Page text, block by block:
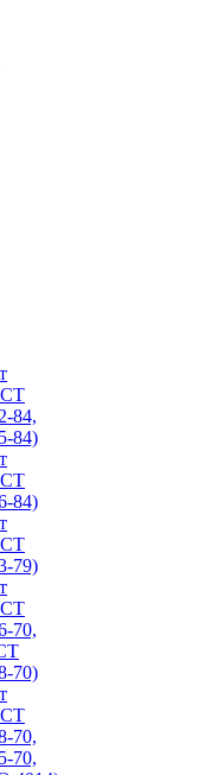
84,
84)
84)
79)
70,
70)
70,
70,